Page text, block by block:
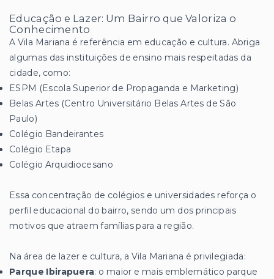
Educação e Lazer: Um Bairro que Valoriza o
Conhecimento
A Vila Mariana é referência em educação e cultura. Abriga
algumas das instituições de ensino mais respeitadas da
cidade, como:
ESPM (Escola Superior de Propaganda e Marketing)
Belas Artes (Centro Universitário Belas Artes de São
Paulo)
Colégio Bandeirantes
Colégio Etapa
Colégio Arquidiocesano
Essa concentração de colégios e universidades reforça o
perfil educacional do bairro, sendo um dos principais
motivos que atraem famílias para a região.
Na área de lazer e cultura, a Vila Mariana é privilegiada:
Parque Ibirapuera: o maior e mais emblemático parque